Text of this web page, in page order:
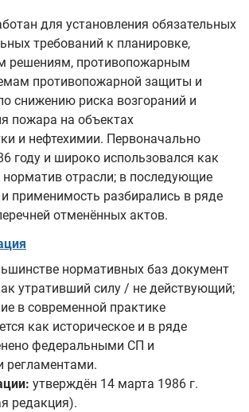
для установления обязательных
требований к планировке,
решениям, противопожарным
противопожарной защиты и
снижению риска возгораний и
пожара на объектах
и нефтехимии. Первоначально
году и широко использовался как
отрасли; в последующие
и применимость разбирались в ряде
отменённых актов.
нормативных баз документ
утративший силу / не действующий;
в современной практике
как историческое и в ряде
федеральными СП и
регламентами.
утверждён 14 марта 1986 г.
редакция).